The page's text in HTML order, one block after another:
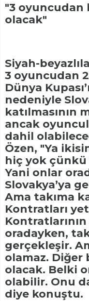
"3
olacak"
Siyah-
3 oyuncudan
Dünya
nedeniyle
katılmasının
ancak
dahil
Özen, "Ya
hiç yok çünkü
Yani onlar
Slovakya’ya
Ama takıma
Kontratları
oradayken,
gerçekleşir.
olamaz.
olacak. Belki
olabilir. Onu
diye konuştu.